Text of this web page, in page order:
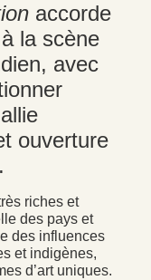
accorde
la scène
avec
ouverture
riches et
des pays et
des influences
et indigènes,
d’art uniques.